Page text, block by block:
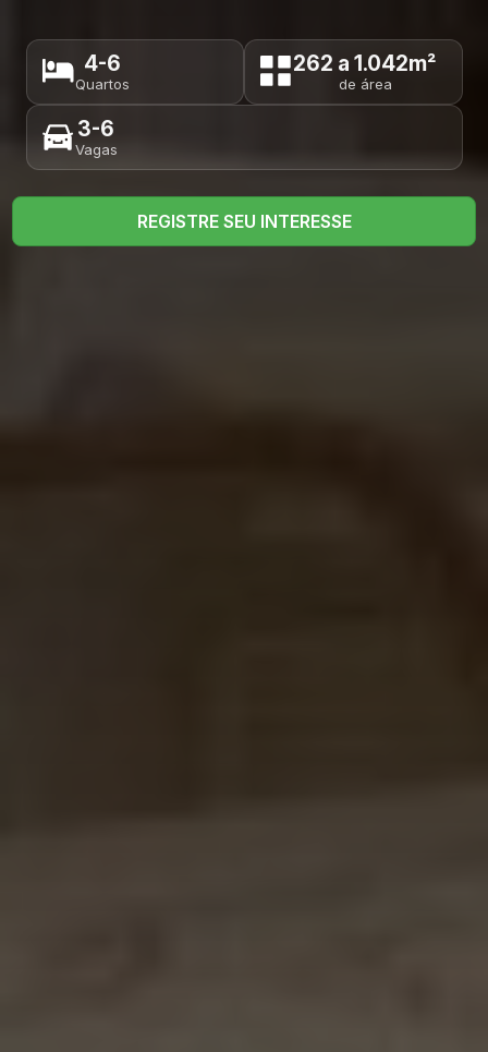
4-6
Quartos
262 a 1.042m²
de área
3-6
Vagas
REGISTRE SEU INTERESSE